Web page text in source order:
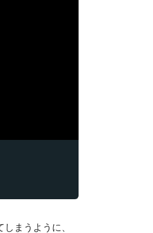
まうように、